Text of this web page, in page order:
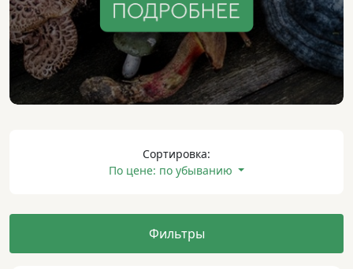
Сортировка:
По цене: по убыванию
Фильтры